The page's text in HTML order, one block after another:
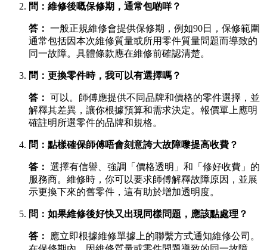
問：維修後嘅保修期，通常包啲咩？
答： ​ 一般正規維修會提供保修期，例如90日，保修範圍
通常包括因本次維修質量或所用零件質量問題而導致的
同一故障。具體條款應在維修前確認清楚。
問：更換零件時，我可以有選擇嗎？
答： ​ 可以。師傅應提供不同品牌和價格的零件選擇，並
解釋其差異，讓你根據預算和需求決定。報價單上應明
確註明所選零件的品牌和規格。
問：點樣確保師傅唔會刻意誇大故障嚟提高收費？
答： ​ 選擇有信譽、強調「價格透明」和「修好收費」的
服務商。維修時，你可以要求師傅解釋故障原因，並展
示更換下來的舊零件，這有助於增加透明度。
問：如果維修後好快又出現同樣問題，應該點處理？
答：
​ 應立即根據維修單據上的聯繫方式通知維修公司。